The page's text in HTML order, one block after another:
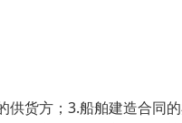
供货方；3.船舶建造合同